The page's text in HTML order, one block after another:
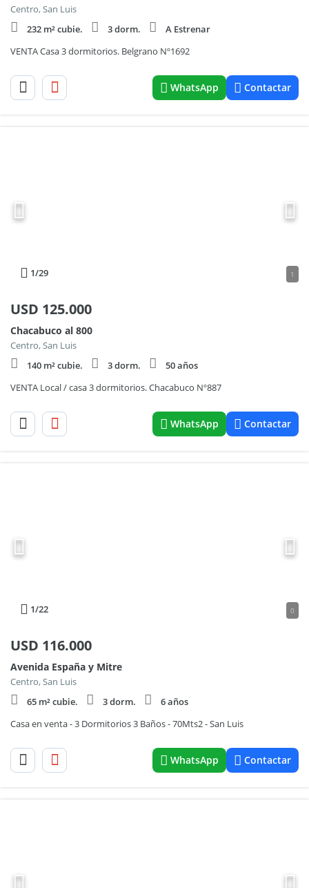
Centro, San Luis
232 m² cubie.
3 dorm.
A Estrenar
VENTA Casa 3 dormitorios. Belgrano Nº1692
WhatsApp Contactar
1/29 1
USD 125.000
Chacabuco al 800
Centro, San Luis
140 m² cubie.
3 dorm.
50 años
VENTA Local / casa 3 dormitorios. Chacabuco Nº887
WhatsApp Contactar
1/22 0
USD 116.000
Avenida España y Mitre
Centro, San Luis
65 m² cubie.
3 dorm.
6 años
Casa en venta - 3 Dormitorios 3 Baños - 70Mts2 - San Luis
WhatsApp Contactar